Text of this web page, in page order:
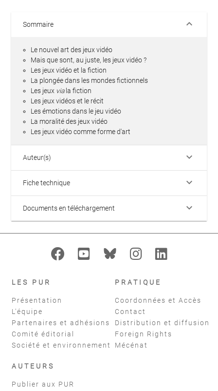
Sommaire keyboard_arrow_down
Le nouvel art des jeux vidéo
Mais que sont, au juste, les jeux vidéo ?
Les jeux vidéo et la fiction
La plongée dans les mondes fictionnels
Les jeux viala fiction
Les jeux vidéos et le récit
Les émotions dans le jeu vidéo
La moralité des jeux vidéo
Les jeux vidéo comme forme d'art
Auteur(s) keyboard_arrow_down
Fiche technique keyboard_arrow_down
Documents en téléchargement keyboard_arrow_down
LES PUR
Présentation
L'équipe
Partenaires et adhésions
Comité éditorial
Société et environnement
PRATIQUE
Coordonnées et Accès
Contact
Distribution et diffusion
Foreign Rights
Mécénat
AUTEURS
Publier aux PUR